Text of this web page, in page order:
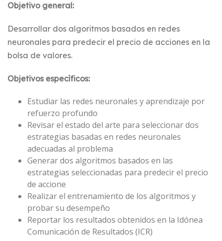
Objetivo general:
Desarrollar dos algoritmos basados en redes
neuronales para predecir el precio de acciones en la
bolsa de valores.
Objetivos específicos:
Estudiar las redes neuronales y aprendizaje por
refuerzo profundo
Revisar el estado del arte para seleccionar dos
estrategias basadas en redes neuronales
adecuadas al problema
Generar dos algoritmos basados en las
estrategias seleccionadas para predecir el precio
de accione
Realizar el entrenamiento de los algoritmos y
probar su desempeño
Reportar los resultados obtenidos en la Idónea
Comunicación de Resultados (ICR)